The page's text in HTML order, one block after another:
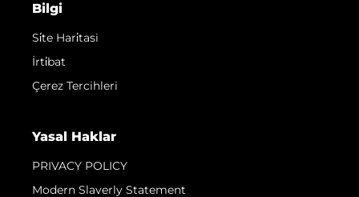
Bilgi
Si̇te Hari̇tasi
İrti̇bat
Çerez Tercihleri
Yasal Haklar
PRIVACY POLICY
Modern Slaverly Statement